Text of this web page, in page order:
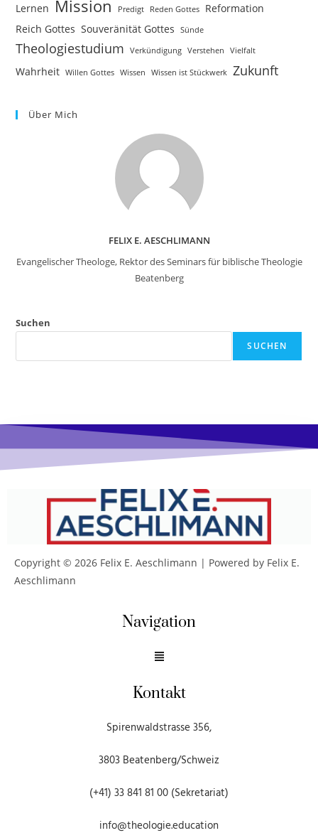
Lernen Mission Predigt Reden Gottes
Reformation
Reich Gottes Souveränität Gottes Sünde
Theologiestudium Verkündigung Verstehen Vielfalt
Wahrheit Willen Gottes Wissen Wissen ist Stückwerk Zukunft
Über Mich
FELIX E. AESCHLIMANN
Evangelischer Theologe, Rektor des Seminars für biblische Theologie
Beatenberg
Suchen
SUCHEN
Copyright © 2026 Felix E. Aeschlimann | Powered by Felix E.
Aeschlimann
Navigation
Kontakt
Spirenwaldstrasse 356,
3803 Beatenberg/Schweiz
(+41) 33 841 81 00 (Sekretariat)
info@theologie.education